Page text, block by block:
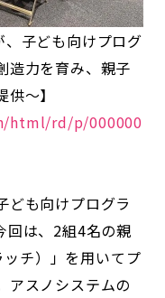
、子ども向けプログ
造力を育み、親子
～】
html/rd/p/000000
ども向けプログラ
回は、2組4名の親
チ）」を用いてプ
アスノシステムの